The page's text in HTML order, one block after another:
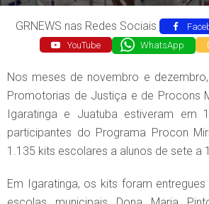
GRNEWS nas Redes Sociais
YouTube
WhatsApp
Nos meses de novembro e
Promotorias de Justiça e de Procons
Igaratinga e Juatuba estiveram em
participantes do Programa Procon
1.135 kits escolares a alunos de sete a
Em Igaratinga, os kits foram